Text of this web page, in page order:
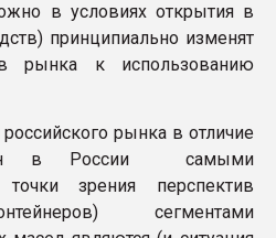
в условиях открытия в
принципиально изменят
рынка к использованию
рынка в отличие
в России самыми
зрения перспектив
сегментами